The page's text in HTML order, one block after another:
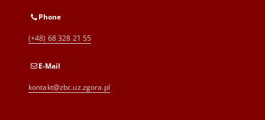
Phone
(+48) 68 328 21 55
E-Mail
kontakt@zbc.uz.zgora.pl